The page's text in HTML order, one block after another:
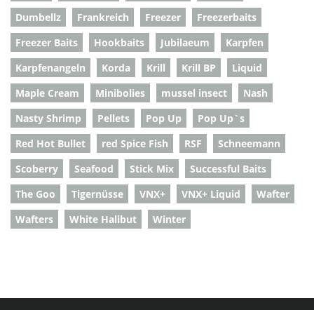
Dumbellz
Frankreich Freezer
Freezerbaits
Freezer Baits
Hookbaits Jubilaeum
Karpfen
Karpfenangeln
Korda Krill Krill BP
Liquid
Maple Cream
Minibolies mussel insect
Nash
Nasty Shrimp
Pellets Pop Up
Pop Up`s
Red Hot Bullet
red Spice Fish RSF
Schneemann
Scoberry
Seafood Stick Mix
Successful Baits
The Goo
Tigernüsse VNX+ VNX+ Liquid
Wafter
Wafters
White Halibut Winter